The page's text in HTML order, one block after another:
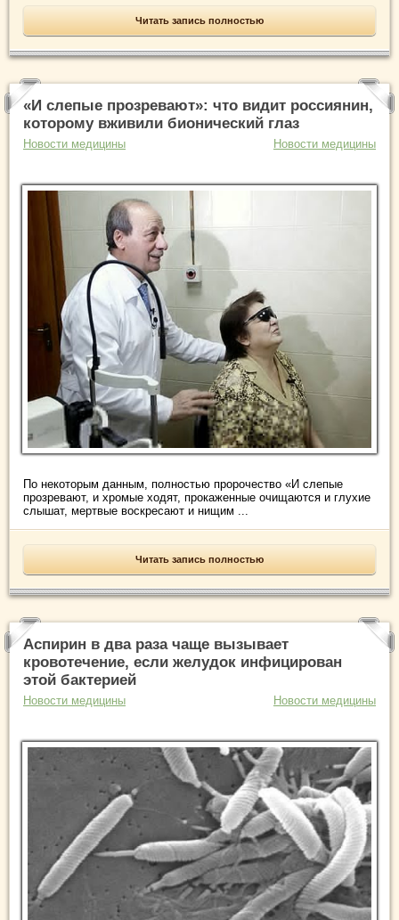
Читать запись полностью
«И слепые прозревают»: что видит россиянин,
которому вживили бионический глаз
Новости медицины Новости медицины
По некоторым данным, полностью пророчество «И слепые
прозревают, и хромые ходят, прокаженные очищаются и глухие
слышат, мертвые воскресают и нищим ...
Читать запись полностью
Аспирин в два раза чаще вызывает
кровотечение, если желудок инфицирован
этой бактерией
Новости медицины Новости медицины